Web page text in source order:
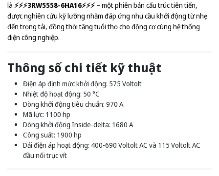
là ⚡️⚡️⚡️3RW5558-6HA16⚡️⚡️⚡️ – một phiên bản cấu trúc tiên tiến,
được nghiên cứu kỹ lưỡng nhằm đáp ứng nhu cầu khởi động từ nhẹ
đến trọng tải, đồng thời tăng tuổi thọ cho động cơ cùng hệ thống
điện công nghiệp.
Thông số chi tiết kỹ thuật
Điện áp định mức khởi động: 575 Voltolt
Nhiệt độ hoạt động: 50 °C
Dòng khởi động tiêu chuẩn: 970 A
Mã lực: 1100 hp
Dòng khởi động Inside-delta: 1680 A
Công suất: 1900 hp
Dải điện áp hoạt động: 400-690 Voltolt AC và 115 Voltolt AC
đầu nối trục vít